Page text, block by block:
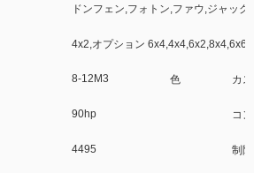
ドンフェン,フォトン,ファウ,ジャック
4x2,オプション 6x4,4x4,6x2,8x4,6x6オ
8-12M3 色 カスタ
90hp コンパ
4495 制限重